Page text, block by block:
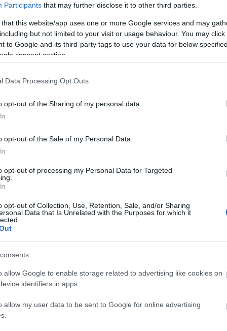
Participants that may further disclose it to other third parties.
that this website/app uses one or more Google services and may
but not limited to your visit or usage behaviour. You may
to Google and its third-party tags to use your data for below
consent section.
Data Processing Opt Outs
opt-out of the Sharing of my personal data.
opt-out of the Sale of my Personal Data.
opt-out of processing my Personal Data for Targeted
opt-out of Collection, Use, Retention, Sale, and/or Sharing
Data that Is Unrelated with the Purposes for which it
allow Google to enable storage related to advertising like cookies on
identifiers in apps.
allow my user data to be sent to Google for online advertising
mi vagyunk. Az első félidőben nagy iramot
de védekezésben elég mélyre kényszerültünk, ezért
helyretettük, kicsit feljebb toltuk a védekezést. A
nagyon jó állapotban van a csapat. Mindent
vagyok a fiúkra, annak ellenére, hogy kiestünk
alatt több olyan helyzetünk is volt, amelyekből ha
A félidő végére meglett az eredménye a
A második játékrész elején volt némi
nagyon jó csapat, jó focit játszanak, ezt nem
hogy bátran felvállalták a játékukat. Ezen a
teljesítettük: továbbjutottunk a következő